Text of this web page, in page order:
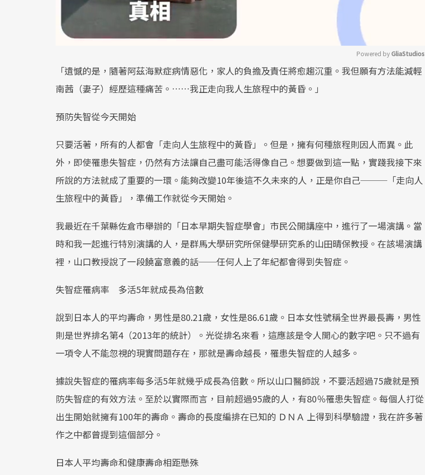
Powered by GliaStudios
「遺憾的是，隨著阿茲海默症病情惡化，家人的負擔及責任將愈趨沉重。我但願有方法能減輕
南茜（妻子）經歷這種痛苦。……我正走向我人生旅程中的黃昏。」
預防失智從今天開始
只要活著，所有的人都會「走向人生旅程中的黃昏」。但是，擁有何種旅程則因人而異。此
外，即使罹患失智症，仍然有方法讓自己盡可能活得像自己。想要做到這一點，實踐我接下來
所說的方法就成了重要的一環。能夠改變10年後這不久未來的人，正是你自己───「走向人
生旅程中的黃昏」，準備工作就從今天開始。
我最近在千葉縣佐倉市舉辦的「日本早期失智症學會」市民公開講座中，進行了一場演講。當
時和我一起進行特別演講的人，是群馬大學研究所保健學研究系的山田晴保教授。在該場演講
裡，山口教授說了一段饒富意義的話──任何人上了年紀都會得到失智症。
失智症罹病率 多活5年就成長為倍數
說到日本人的平均壽命，男性是80.21歲，女性是86.61歲。日本女性號稱全世界最長壽，男性
則是世界排名第4（2013年的統計）。光從排名來看，這應該是令人開心的數字吧。只不過有
一項令人不能忽視的現實問題存在，那就是壽命越長，罹患失智症的人越多。
據說失智症的罹病率每多活5年就幾乎成長為倍數。所以山口醫師說，不要活超過75歲就是預
防失智症的有效方法。至於以實際而言，目前超過95歲的人，有80％罹患失智症。每個人打從
出生開始就擁有100年的壽命。壽命的長度編排在已知的 ＤＮＡ 上得到科學驗證，我在許多著
作之中都曾提到這個部分。
日本人平均壽命和健康壽命相距懸殊